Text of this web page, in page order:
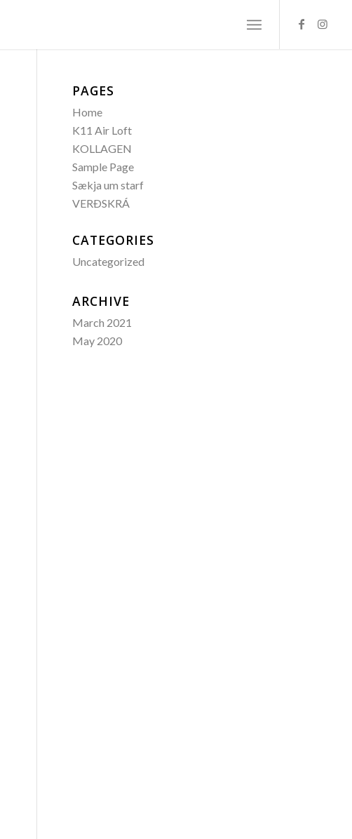
PAGES
Home
K11 Air Loft
KOLLAGEN
Sample Page
Sækja um starf
VERÐSKRÁ
CATEGORIES
Uncategorized
ARCHIVE
March 2021
May 2020